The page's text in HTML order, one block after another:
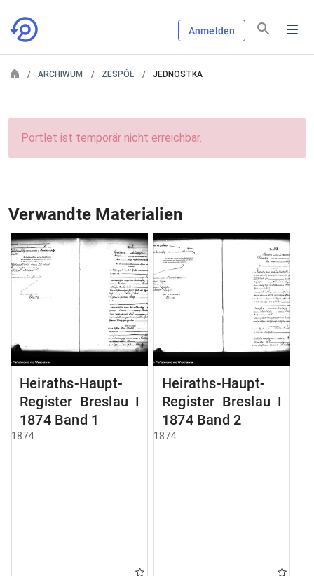
Anmelden
ARCHIWUM ZESPÓŁ JEDNOSTKA
Portlet ist temporär nicht erreichbar.
Verwandte Materialien
Heiraths-Haupt-
Register Breslau I
1874 Band 1
1874
Heiraths-Haupt-
Register Breslau I
1874 Band 2
1874